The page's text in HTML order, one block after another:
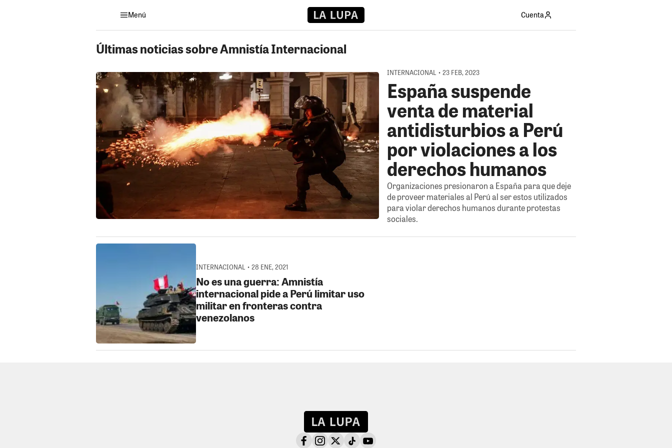
Menú Cuenta
Últimas noticias sobre Amnistía Internacional
INTERNACIONAL • 23 FEB, 2023
España suspende
venta de material
antidisturbios a Perú
por violaciones a los
derechos humanos
Organizaciones presionaron a España para que deje
de proveer materiales al Perú al ser estos utilizados
para violar derechos humanos durante protestas
sociales.
INTERNACIONAL • 28 ENE, 2021
No es una guerra: Amnistía
internacional pide a Perú limitar uso
militar en fronteras contra
venezolanos